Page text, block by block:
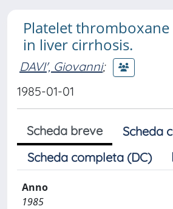
Platelet
in liver cirrhosis.
DAVI', Giovanni;
1985-01-01
Scheda breve
Scheda
Scheda completa (DC)
Anno
1985